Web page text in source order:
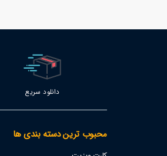
دانلود سریع
محبوب ترین دسته بندی ها